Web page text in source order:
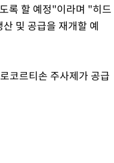
록 할 예정"이라며 "히드
및 공급을 재개할 예
코르티손 주사제가 공급